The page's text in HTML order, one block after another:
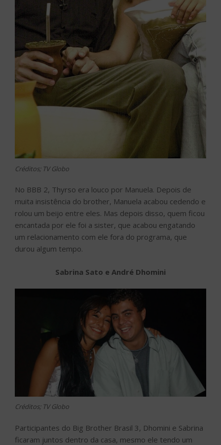
Créditos; TV Globo
No BBB 2, Thyrso era louco por Manuela. Depois de
muita insistência do brother, Manuela acabou cedendo e
rolou um beijo entre eles. Mas depois disso, quem ficou
encantada por ele foi a sister, que acabou engatando
um relacionamento com ele fora do programa, que
durou algum tempo.
Sabrina Sato e André Dhomini
Créditos; TV Globo
Participantes do Big Brother Brasil 3, Dhomini e Sabrina
ficaram juntos dentro da casa, mesmo ele tendo um